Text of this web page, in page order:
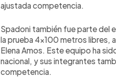
ajustada competencia.
Spadoni también fue parte del
la prueba 4×100 metros libres,
Elena Amos. Este equipo ha
nacional, y sus integrantes
competencia.